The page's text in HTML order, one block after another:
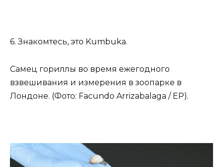
6. Знакомтесь, это Kumbuka.
Самец гориллы во время ежегодного
взвешивания и измерения в зоопарке в
Лондоне. (Фото: Facundo Arrizabalaga / EP).